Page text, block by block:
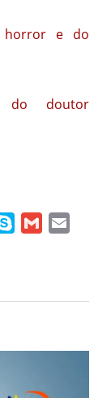
horror e do
do doutor
Skype Gmail